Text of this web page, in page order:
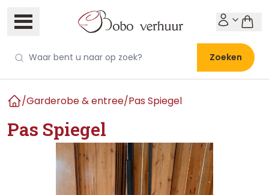
Zoeken
/Garderobe & entree/Pas Spiegel
Pas Spiegel